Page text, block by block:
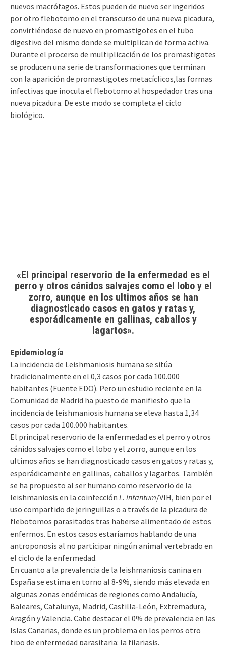
nuevos macrófagos. Estos pueden de nuevo ser ingeridos
por otro flebotomo en el transcurso de una nueva picadura,
convirtiéndose de nuevo en promastigotes en el tubo
digestivo del mismo donde se multiplican de forma activa.
Durante el procerso de multiplicación de los promastigotes
se producen una serie de transformaciones que terminan
con la aparición de promastigotes metacíclicos,las formas
infectivas que inocula el flebotomo al hospedador tras una
nueva picadura. De este modo se completa el ciclo
biológico.
«El principal reservorio de la enfermedad es el
perro y otros cánidos salvajes como el lobo y el
zorro, aunque en los ultimos años se han
diagnosticado casos en gatos y ratas y,
esporádicamente en gallinas, caballos y
lagartos».
Epidemiología
La incidencia de Leishmaniosis humana se sitúa
tradicionalmente en el 0,3 casos por cada 100.000
habitantes (Fuente EDO). Pero un estudio reciente en la
Comunidad de Madrid ha puesto de manifiesto que la
incidencia de leishmaniosis humana se eleva hasta 1,34
casos por cada 100.000 habitantes.
El principal reservorio de la enfermedad es el perro y otros
cánidos salvajes como el lobo y el zorro, aunque en los
ultimos años se han diagnosticado casos en gatos y ratas y,
esporádicamente en gallinas, caballos y lagartos. También
se ha propuesto al ser humano como reservorio de la
leishmaniosis en la coinfección L. infantum/VIH, bien por el
uso compartido de jeringuillas o a través de la picadura de
flebotomos parasitados tras haberse alimentado de estos
enfermos. En estos casos estaríamos hablando de una
antroponosis al no participar ningún animal vertebrado en
el ciclo de la enfermedad.
En cuanto a la prevalencia de la leishmaniosis canina en
España se estima en torno al 8-9%, siendo más elevada en
algunas zonas endémicas de regiones como Andalucía,
Baleares, Catalunya, Madrid, Castilla-León, Extremadura,
Aragón y Valencia. Cabe destacar el 0% de prevalencia en las
Islas Canarias, donde es un problema en los perros otro
tipo de enfermedad parasitaria: la filariasis.